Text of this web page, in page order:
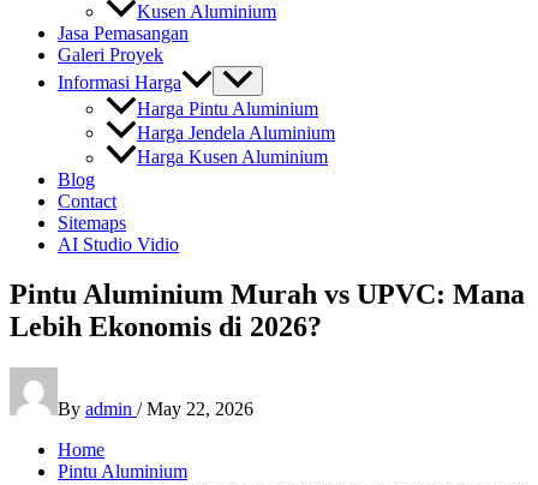
Kusen Aluminium
Jasa Pemasangan
Galeri Proyek
Informasi Harga
Harga Pintu Aluminium
Harga Jendela Aluminium
Harga Kusen Aluminium
Blog
Contact
Sitemaps
AI Studio Vidio
Pintu Aluminium Murah vs UPVC: Mana
Lebih Ekonomis di 2026?
By admin /May 22, 2026
Home
Pintu Aluminium